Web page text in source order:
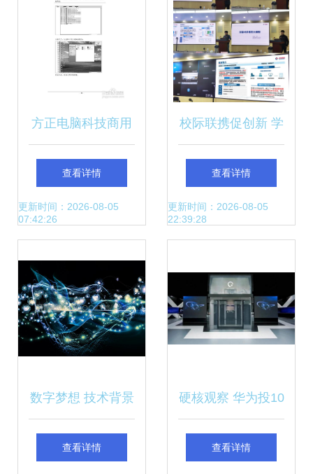
方正电脑科技商用
台式机 科技赋能高
效办公，开启稳定
查看详情
更新时间：2026-08-05
07:42:26
校际联携促创新 学
校赴中海油推介勘
探开发领域人工智
查看详情
更新时间：2026-08-05
22:39:28
数字梦想 技术背景
与虚拟可视化融合
查看详情
硬核观察 华为投10
亿美元研发汽车技
查看详情